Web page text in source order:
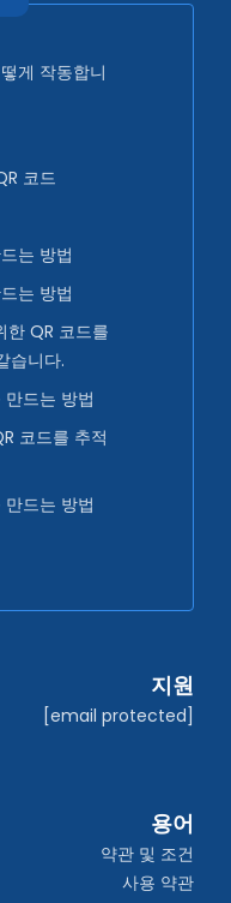
게 작동합니
코드
는 방법
는 방법
QR 코드를
습니다.
드는 방법
코드를 추적
드는 방법
지원
[email protected]
용어
약관 및 조건
사용 약관